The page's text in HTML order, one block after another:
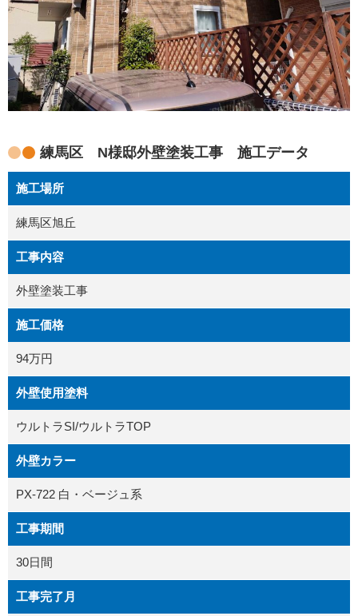
練馬区 N様邸外壁塗装工事 施工データ
施工場所
練馬区旭丘
工事内容
外壁塗装工事
施工価格
94万円
外壁使用塗料
ウルトラSI/ウルトラTOP
外壁カラー
PX-722 白・ベージュ系
工事期間
30日間
工事完了月